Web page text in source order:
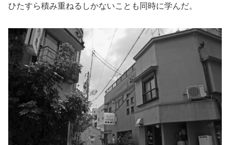
ひたすら積み重ねるしかないことも同時に学んだ。